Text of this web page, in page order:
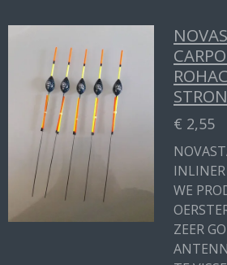
€ 2,55
INLINER
WE
ZEER